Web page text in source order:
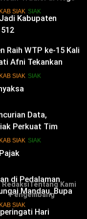
Kabupaten
Hari
Raih WTP ke-15 Kali
Afni Tekankan
Kelola Keuangan
Perkuat Tim
Siber Mendukung
Mandau, Bupati
Warga
SIAK
RedaksiTentang Kami
Pengembang